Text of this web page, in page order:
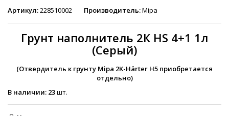
Артикул:228510002 Производитель:Mipa
Грунт наполнитель 2К HS 4+1 1л
(Серый)
(Отвердитель к грунту Mipa 2K-Härter H5 приобретается
отдельно)
В наличии: 23шт.